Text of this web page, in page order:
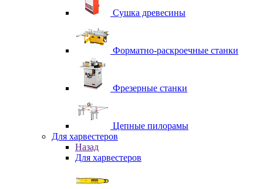
Сушка древесины
Форматно-раскроечные станки
Фрезерные станки
Цепные пилорамы
Для харвестеров
Назад
Для харвестеров